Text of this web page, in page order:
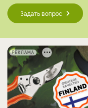
Задать вопрос
РЕКЛАМА